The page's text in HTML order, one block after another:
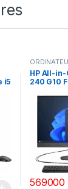
i5
HP All-in-
240 G10
i5-1335U,
SSD
569000